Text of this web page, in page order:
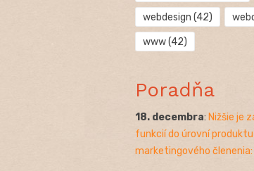
webdesign (42)
www(42)
Poradňa
18. decembra: Nižšie je
funkcií do úrovní
marketingového členenia: